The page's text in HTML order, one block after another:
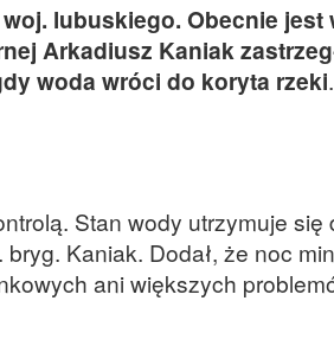
lubuskiego. Obecnie
Arkadiusz Kaniak
woda wróci do koryta rzeki.
Stan wody utrzymuje się
bryg. Kaniak. Dodał, że noc
ani większych